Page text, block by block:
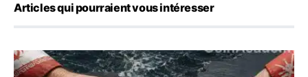
Articles qui pourraient vous intéresser
Ormuz : l’Iran annonce un accord avec Oman sur une